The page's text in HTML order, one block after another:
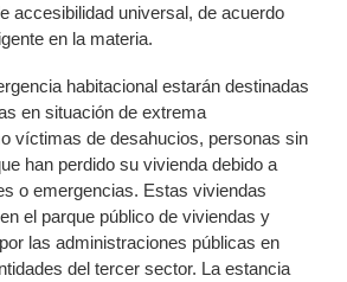
accesibilidad universal, de acuerdo
en la materia.
habitacional estarán destinadas
en situación de extrema
víctimas de desahucios, personas sin
han perdido su vivienda debido a
o emergencias. Estas viviendas
el parque público de viviendas y
las administraciones públicas en
del tercer sector. La estancia